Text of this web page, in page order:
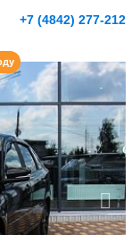
+7 (4842) 277-212